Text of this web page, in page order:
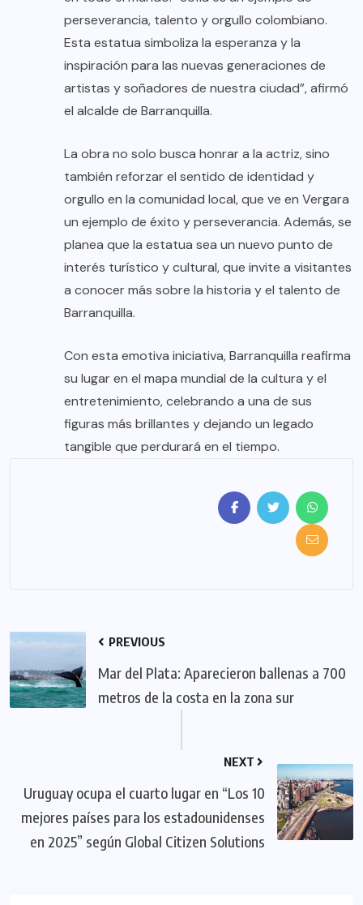
perseverancia, talento y orgullo colombiano.
Esta estatua simboliza la esperanza y la
inspiración para las nuevas generaciones de
artistas y soñadores de nuestra ciudad”, afirmó
el alcalde de Barranquilla.
La obra no solo busca honrar a la actriz, sino
también reforzar el sentido de identidad y
orgullo en la comunidad local, que ve en Vergara
un ejemplo de éxito y perseverancia. Además, se
planea que la estatua sea un nuevo punto de
interés turístico y cultural, que invite a visitantes
a conocer más sobre la historia y el talento de
Barranquilla.
Con esta emotiva iniciativa, Barranquilla reafirma
su lugar en el mapa mundial de la cultura y el
entretenimiento, celebrando a una de sus
figuras más brillantes y dejando un legado
tangible que perdurará en el tiempo.
PREVIOUS
Mar del Plata: Aparecieron ballenas a 700
metros de la costa en la zona sur
NEXT
Uruguay ocupa el cuarto lugar en “Los 10
mejores países para los estadounidenses
en 2025” según Global Citizen Solutions